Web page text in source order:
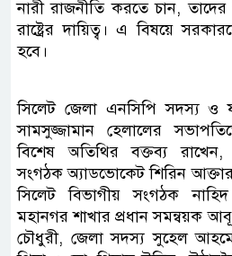
নারী রাজনীতি করতে চান, তাদের
রাষ্ট্রের দায়িত্ব। এ বিষয়ে
হবে।
সিলেট জেলা এনসিপি সদস্য ও
সামসুজ্জামান হেলালের
বিশেষ অতিথির বক্তব্য রাখেন,
সংগঠক অ্যাডভোকেট শিরিন
সিলেট বিভাগীয় সংগঠক
মহানগর শাখার প্রধান সমন্বয়ক
চৌধুরী, জেলা সদস্য সুহেল